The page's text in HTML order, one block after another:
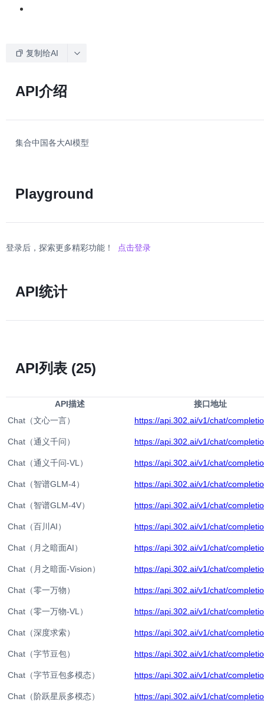
复制给AI
API介绍
集合中国各大AI模型
Playground
登录后，探索更多精彩功能！ 点击登录
API统计
API列表 (25)
API描述
接口地址
Chat（文心一言）
https://api.302.ai/v1/chat/
Chat（通义千问） https://api.302.ai/v1/chat/
Chat（通义千问-VL） https://api.302.ai/v1/chat/
Chat（智谱GLM-4） https://api.302.ai/v1/chat/
Chat（智谱GLM-4V） https://api.302.ai/v1/chat/
Chat（百川AI） https://api.302.ai/v1/chat/
Chat（月之暗面AI） https://api.302.ai/v1/chat/
Chat（月之暗面-Vision） https://api.302.ai/v1/chat/
Chat（零一万物） https://api.302.ai/v1/chat/
Chat（零一万物-VL） https://api.302.ai/v1/chat/
Chat（深度求索） https://api.302.ai/v1/chat/
Chat（字节豆包） https://api.302.ai/v1/chat/
Chat（字节豆包多模态） https://api.302.ai/v1/chat/
Chat（阶跃星辰多模态） https://api.302.ai/v1/chat/